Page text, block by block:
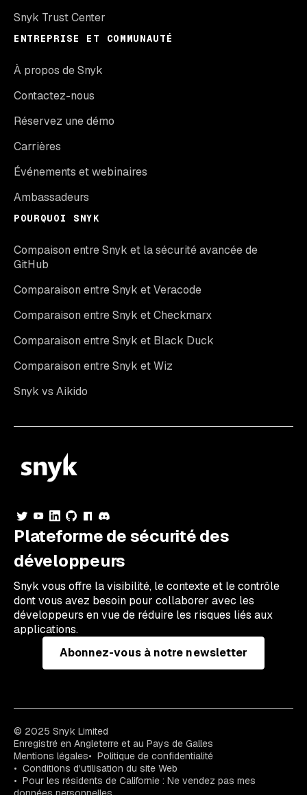
Snyk Trust Center
ENTREPRISE ET COMMUNAUTÉ
À propos de Snyk
Contactez-nous
Réservez une démo
Carrières
Événements et webinaires
Ambassadeurs
POURQUOI SNYK
Compaison entre Snyk et la sécurité avancée de
GitHub
Comparaison entre Snyk et Veracode
Comparaison entre Snyk et Checkmarx
Comparaison entre Snyk et Black Duck
Comparaison entre Snyk et Wiz
Snyk vs Aikido
Plateforme de sécurité des
développeurs
Snyk vous offre la visibilité, le contexte et le contrôle
dont vous avez besoin pour collaborer avec les
développeurs en vue de réduire les risques liés aux
applications.
Abonnez-vous à notre newsletter
© 2025 Snyk Limited
Enregistré en Angleterre et au Pays de Galles
Mentions légales
Politique de confidentialité
Conditions d'utilisation du site Web
Pour les résidents de Californie : Ne vendez pas mes